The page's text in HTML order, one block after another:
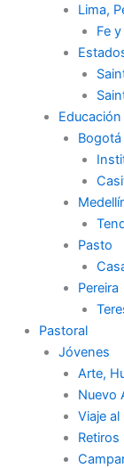
Lima,
Fe
Bogotá
Pasto
Pereira
Pastoral
Jóvenes
Arte,
Nuevo
Viaje
Retiros